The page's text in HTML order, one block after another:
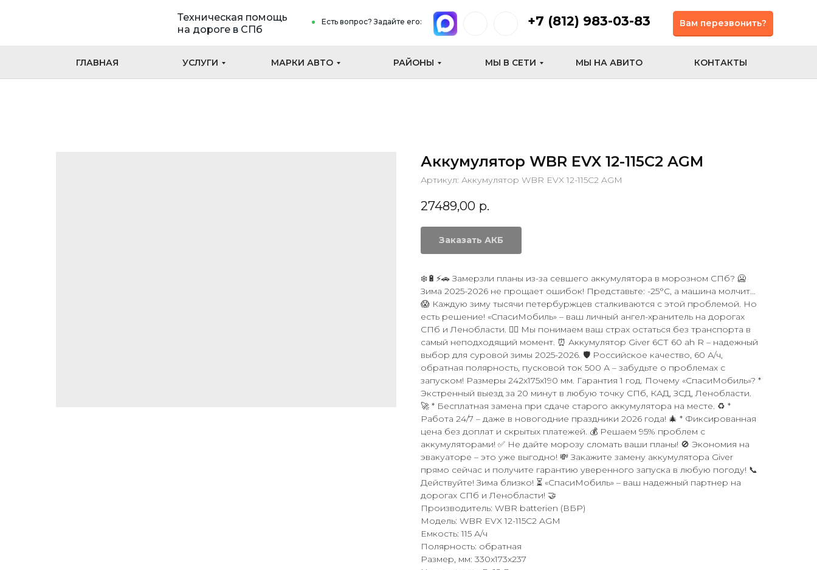
Есть вопрос? Задайте его:
ГЛАВНАЯ
+7 (812) 983-03-83
УСЛУГИ МАРКИ АВТО РАЙОНЫ МЫ В СЕТИ МЫ НА АВИТО КОНТАКТЫ
Вам перезвонить?
Техническая помощь
на дороге в СПб
Аккумулятор WBR EVX 12-115C2 AGM
Артикул: Аккумулятор WBR EVX 12-115C2 AGM
27489,00 р.
Заказать АКБ
❄️🔋⚡🚗 Замерзли планы из-за севшего аккумулятора в морозном СПб? 🥶
Зима 2025-2026 не прощает ошибок! Представьте: -25°C, а машина молчит…
😱 Каждую зиму тысячи петербуржцев сталкиваются с этой проблемой. Но
есть решение! «СпасиМобиль» – ваш личный ангел-хранитель на дорогах
СПб и Ленобласти. 🦸‍♂️ Мы понимаем ваш страх остаться без транспорта в
самый неподходящий момент. ⏰ Аккумулятор Giver 6СТ 60 ah R – надежный
выбор для суровой зимы 2025-2026. 🛡️ Российское качество, 60 А/ч,
обратная полярность, пусковой ток 500 А – забудьте о проблемах с
запуском! Размеры 242x175x190 мм. Гарантия 1 год. Почему «СпасиМобиль»? *
Экстренный выезд за 20 минут в любую точку СПб, КАД, ЗСД, Ленобласти.
🚀 * Бесплатная замена при сдаче старого аккумулятора на месте. ♻️ *
Работа 24/7 – даже в новогодние праздники 2026 года! 🎄 * Фиксированная
цена без доплат и скрытых платежей. 💰 Решаем 95% проблем с
аккумуляторами! ✅ Не дайте морозу сломать ваши планы! 🚫 Экономия на
эвакуаторе – это уже выгодно! 💸 Закажите замену аккумулятора Giver
прямо сейчас и получите гарантию уверенного запуска в любую погоду! 📞
Действуйте! Зима близко! ⏳ «СпасиМобиль» – ваш надежный партнер на
дорогах СПб и Ленобласти! 🤝
Производитель: WBR batterien (ВБР)
Модель: WBR EVX 12-115C2 AGM
Емкость: 115 А/ч
Полярность: обратная
Размер, мм: 330x173x237